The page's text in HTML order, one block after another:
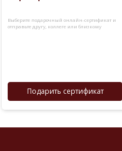
Выберите подарочный онлайн-сертификат и
отправьте другу, коллеге или близкому
Подарить сертификат